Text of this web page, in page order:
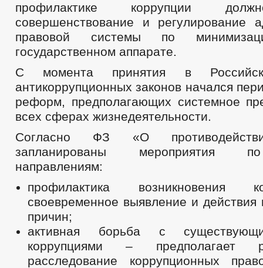
профилактике коррупции
совершенствование и регулирование
правовой системы по
государственном аппарате.
С момента принятия в
антикоррупционных законов начался
реформ, предполагающих системное
всех сферах жизнедеятельности.
Согласно ФЗ «О
запланированы мероприятия
направлениям:
профилактика возникновения
своевременное выявление и действия
причин;
активная борьба с
коррупциями – предполагает
расследование коррупционных